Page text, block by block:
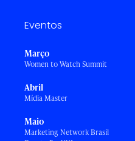
Eventos
Março
Women to Watch Summit
Abril
Mídia Master
Maio
Marketing Network Brasil